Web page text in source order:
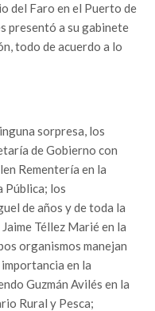
del Faro en el Puerto de
presentó a su gabinete
todo de acuerdo a lo
sorpresa, los
de Gobierno con
Rementería en la
Pública; los
de años y de toda la
Téllez Marié en la
organismos manejan
en la
Guzmán Avilés en la
Rural y Pesca;